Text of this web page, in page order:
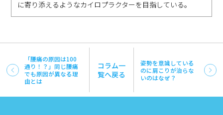
に寄り添えるようなカイロプラクターを目指している。
「腰痛の原因は100
通り！？」同じ腰痛
でも原因が異なる理
由とは
コラム一
覧へ戻る
姿勢を意識している
のに肩こりが治らな
いのはなぜ？